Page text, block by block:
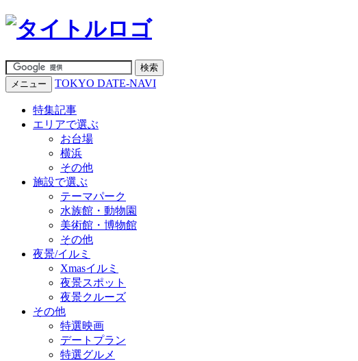
メニュー TOKYO DATE-NAVI
特集記事
エリアで選ぶ
お台場
横浜
その他
施設で選ぶ
テーマパーク
水族館・動物園
美術館・博物館
その他
夜景/イルミ
Xmasイルミ
夜景スポット
夜景クルーズ
その他
特選映画
デートプラン
特選グルメ